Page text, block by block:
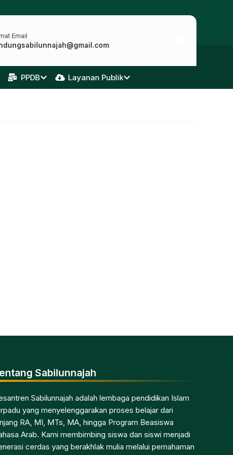
Email
PPDB Layanan Publik
Sabilunnajah
Sabilunnajah adalah lembaga pendidikan Islam
yang menyelenggarakan proses belajar dari
RA, MI, MTs, MA, hingga Program Beasiswa
Arab. Kami membimbing siswa dan siswi menjadi
cerdas yang berakhlak mulia melalui pemahaman